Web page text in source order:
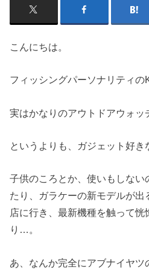
こんにちは。
フィッシングパーソナリティの
実はかなりのアウトドアウォッ
というよりも、ガジェット好き
子供のころとか、使いもしない
たり、ガラケーの新モデルが出
店に行き、最新機種を触って恍
り…。
あ、なんか完全にアブナイヤツ